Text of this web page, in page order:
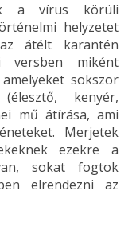
a vírus körüli
helyzetet
átélt karantén
versben miként
sokszor
kenyér,
mű átírása, ami
Merjetek
ezekre a
sokat fogtok
elrendezni az